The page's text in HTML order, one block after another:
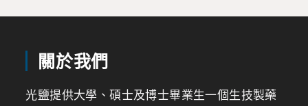
關於我們
光鹽提供大學、碩士及博士畢業生一個生技製藥